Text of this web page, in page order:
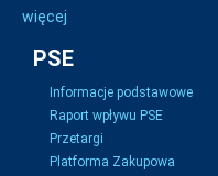
więcej
PSE
Informacje podstawowe
Raport wpływu PSE
Przetargi
Platforma Zakupowa